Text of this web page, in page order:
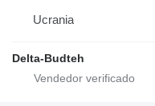
Ucrania
Delta-Budteh